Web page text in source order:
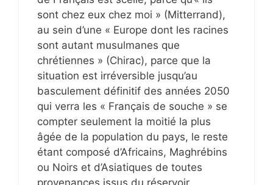
sont chez eux chez moi » (Mitterrand),
au sein d’une « Europe dont les racines
sont autant musulmanes que
chrétiennes » (Chirac), parce que la
situation est irréversible jusqu’au
basculement définitif des années 2050
qui verra les « Français de souche » se
compter seulement la moitié la plus
âgée de la population du pays, le reste
étant composé d’Africains, Maghrébins
ou Noirs et d’Asiatiques de toutes